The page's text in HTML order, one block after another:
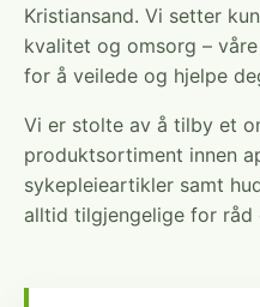
Kristiansand. Vi setter
kvalitet og omsorg –
for å veilede og hjelpe
Vi er stolte av å tilby et
produktsortiment innen
sykepleieartikler samt
alltid tilgjengelige for råd